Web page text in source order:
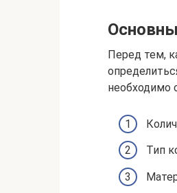
Перед тем,
необходимо
Тип